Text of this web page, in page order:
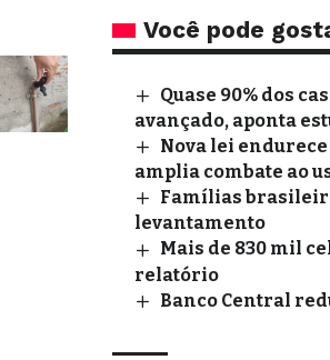
Você pode
Quase 90% dos
avançado, aponta
Nova lei
amplia combate ao
Famílias
levantamento
Mais de 830 mil
relatório
Banco Central